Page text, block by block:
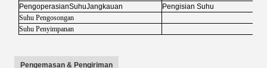
PengoperasianSuhuJangkauan
Pengisian Suhu
Suhu Pengosongan
Suhu Penyimpanan
Pengemasan & Pengiriman